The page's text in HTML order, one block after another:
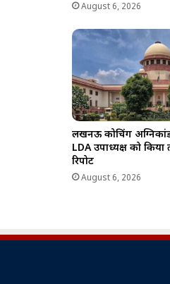
August 6, 2026
लखनऊ कोचिंग अग्निकांड:
LDA उपाध्यक्ष को
रिपोर्ट
August 6, 2026